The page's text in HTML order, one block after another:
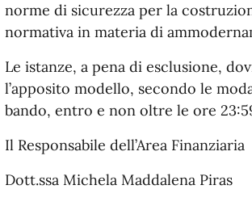
norme di sicurezza per la
normativa in materia di
Le istanze, a pena di esclusione,
l’apposito modello, secondo le
bando, entro e non oltre le ore
Il Responsabile dell’Area Finanziaria
Dott.ssa Michela Maddalena Piras